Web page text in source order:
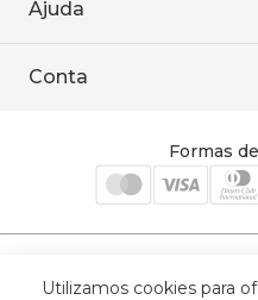
Baixe o APP
WhatsApp
Ajuda
Política de entrega
Conta
Cadastre-se
Formas
Utilizamos cookies para